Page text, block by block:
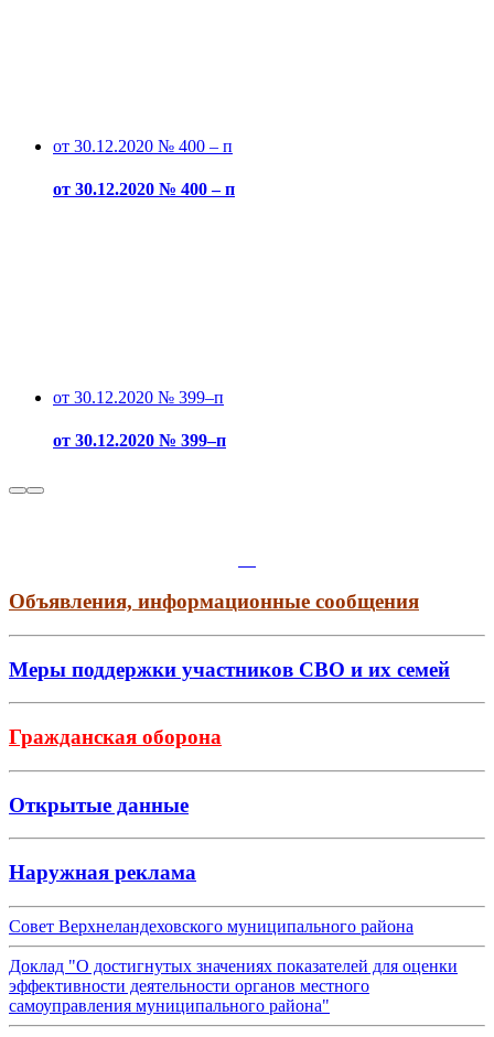
от 30.12.2020 № 400 – п
от 30.12.2020 № 400 – п
от 30.12.2020 № 399–п
от 30.12.2020 № 399–п
Объявления, информационные сообщения
Меры поддержки участников СВО и их семей
Гражданская оборона
Открытые данные
Наружная реклама
Совет Верхнеландеховского муниципального района
Доклад "О достигнутых значениях показателей для оценки
эффективности деятельности органов местного
самоуправления муниципального района"